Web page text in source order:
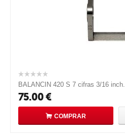
BALANCIN 420 S 7 cifras 3/16 inch.
75.00€
COMPRAR